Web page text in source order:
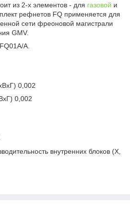
из 2-х элементов - для газовой и
рефнетов FQ применяется для
сети фреоновой магистрали
GMV.
A.
0,002
0,002
внутренних блоков (Х,